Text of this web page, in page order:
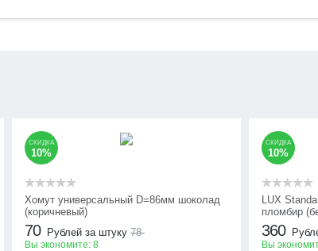
СКИДКА
10%
Хомут универсальный D=86мм шоколад
(коричневый)
70 Рублей за штуку 78
Вы экономите: 8
СКИДКА
10%
LUX
пломбир
360
Вы